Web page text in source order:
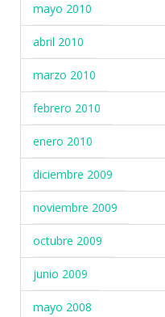
mayo 2010
abril 2010
marzo 2010
febrero 2010
enero 2010
diciembre 2009
noviembre 2009
octubre 2009
junio 2009
mayo 2008